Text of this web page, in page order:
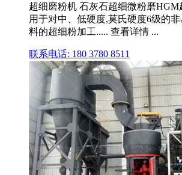
超细磨粉机 石灰石超细微粉磨
用于对中、低硬度,莫氏硬度6级的
料的超细粉加工..... 查看详情 ...
联系电话: 180 3780 8511